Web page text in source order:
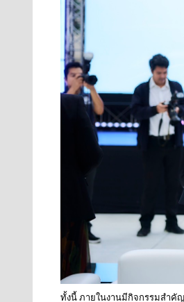
ทั้งนี้ ภายในงานมีกิจกรรมสำคั